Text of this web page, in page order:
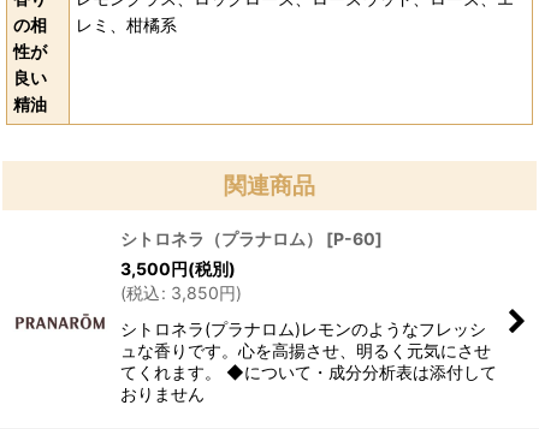
の相
性が
良い
精油
レミ、柑橘系
関連商品
シトロネラ（プラナロム） [P-60]
3,500円(税別)
(税込: 3,850円)
シトロネラ(プラナロム)レモンのようなフレッシ
ュな香りです。心を高揚させ、明るく元気にさせ
てくれます。 ◆について・成分分析表は添付して
おりません